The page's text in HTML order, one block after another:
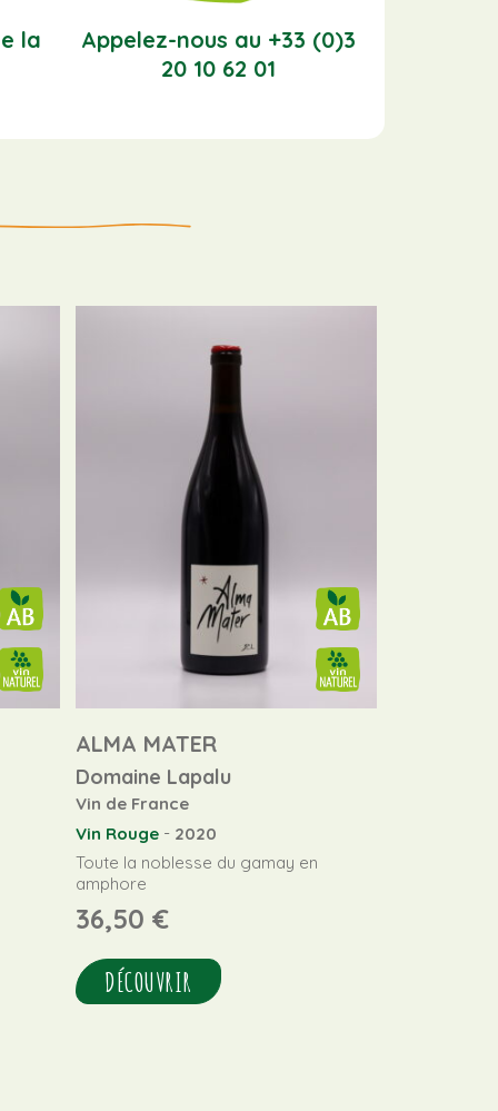
la
Appelez-nous au +33 (0)3
20 10 62 01
ALMA MATER
Domaine Lapalu
Vin de France
Vin Rouge - 2020
Toute la noblesse du gamay en
amphore
36,50 €
DÉCOUVRIR